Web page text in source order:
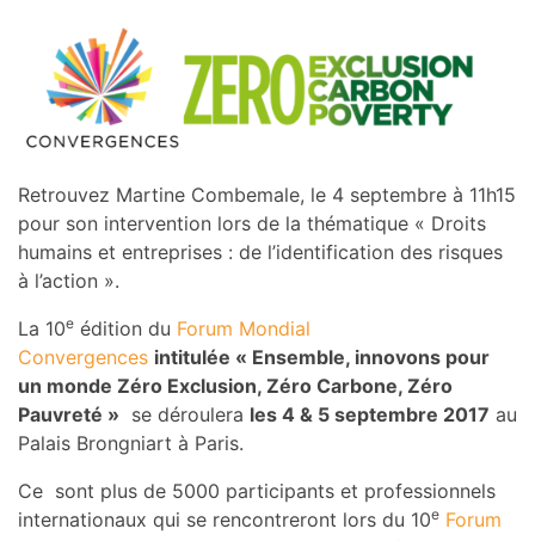
Retrouvez Martine Combemale, le 4 septembre à 11h15
pour son intervention lors de la thématique « Droits
humains et entreprises : de l’identification des risques
à l’action ».
La 10e édition du Forum Mondial
Convergences intitulée « Ensemble, innovons pour
un monde Zéro Exclusion, Zéro Carbone, Zéro
Pauvreté » se déroulera les 4 & 5 septembre 2017 au
Palais Brongniart à Paris.
Ce sont plus de 5000 participants et professionnels
internationaux qui se rencontreront lors du 10e Forum